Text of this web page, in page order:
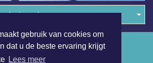
gebruik van cookies om
dat u de beste ervaring krijgt
Lees meer
in de regio